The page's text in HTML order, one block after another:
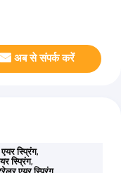
अब से संपर्क करें
स्प्रिंग,
स्प्रिंग,